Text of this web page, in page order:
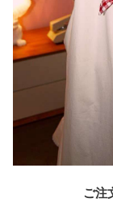
ご注